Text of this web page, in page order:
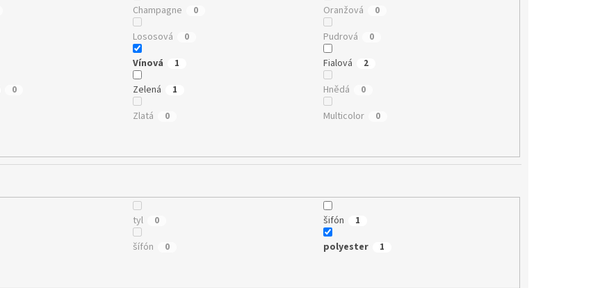
Champagne 0 Oranžová 0
Lososová 0 Pudrová 0
Vínová 1 Fialová 2
0 Zelená 1 Hnědá 0
Zlatá 0 Multicolor 0
tyl 0 šifón 1
šífón 0 polyester 1